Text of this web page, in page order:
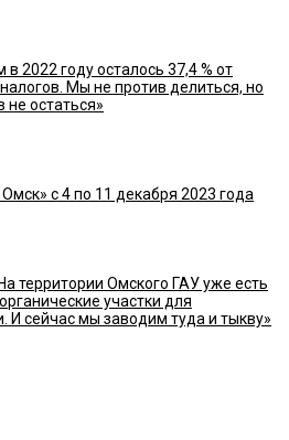
2022 году осталось 37,4 % от
Мы не против делиться, но
не остаться»
с 4 по 11 декабря 2023 года
Омского ГАУ уже есть
участки для
сейчас мы заводим туда и тыкву»